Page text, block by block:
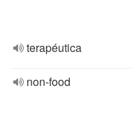
terapéutica
non-food